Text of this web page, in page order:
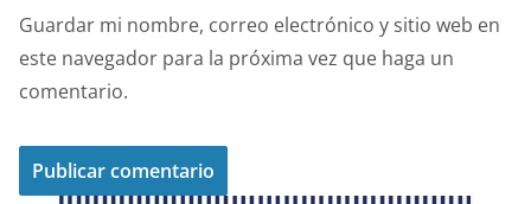
Guardar mi nombre, correo electrónico y sitio web en
este navegador para la próxima vez que haga un
comentario.